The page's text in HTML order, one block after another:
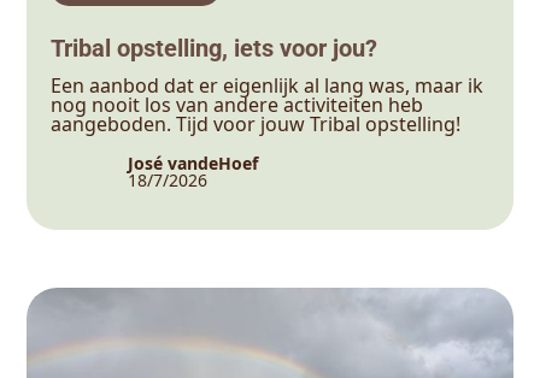
Tribal opstelling, iets voor jou?
Een aanbod dat er eigenlijk al lang was, maar ik
nog nooit los van andere activiteiten heb
aangeboden. Tijd voor jouw Tribal opstelling!
José vandeHoef
18/7/2026